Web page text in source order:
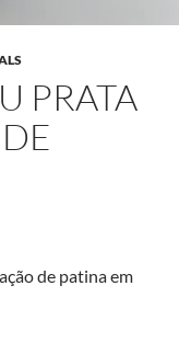
PRATA
de patina em